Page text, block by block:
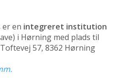
en integreret institution
i Hørning med plads til
57, 8362 Hørning